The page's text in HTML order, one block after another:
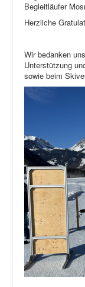
Begleitläufer
Herzliche
Wir bedanken
Unterstützung
sowie beim